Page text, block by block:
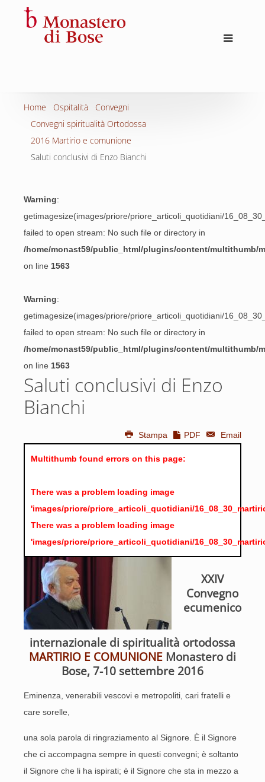
Home Ospitalità
Convegni
Convegni spiritualità Ortodossa
2016 Martirio e comunione
Saluti conclusivi di Enzo Bianchi
Warning:
getimagesize(images/priore/priore_articoli_quotidiani/
failed to open stream: No such file or directory in
/home/monast59/public_html/plugins/content/multithumb/
on line 1563
Warning:
getimagesize(images/priore/priore_articoli_quotidiani/
failed to open stream: No such file or directory in
/home/monast59/public_html/plugins/content/multithumb/
on line 1563
Saluti conclusivi di Enzo
Bianchi
Stampa PDF Email
Multithumb found errors on this page:
There was a problem loading image
'images/priore/priore_articoli_quotidiani/
There was a problem loading image
'images/priore/priore_articoli_quotidiani/
XXIV
Convegno
ecumenico
internazionale di spiritualità ortodossa
MARTIRIO E COMUNIONE Monastero di
Bose, 7-10 settembre 2016
Eminenza, venerabili vescovi e metropoliti, cari fratelli e
care sorelle,
una sola parola di ringraziamento al Signore. È il Signore
che ci accompagna sempre in questi convegni; è soltanto
il Signore che li ha ispirati; è il Signore che sta in mezzo a